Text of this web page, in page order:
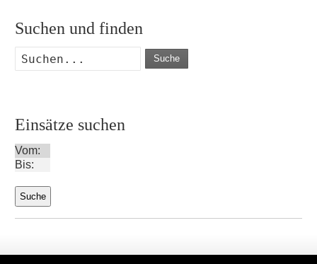
Suchen und finden
Suche
Einsätze suchen
Vom:
Bis: